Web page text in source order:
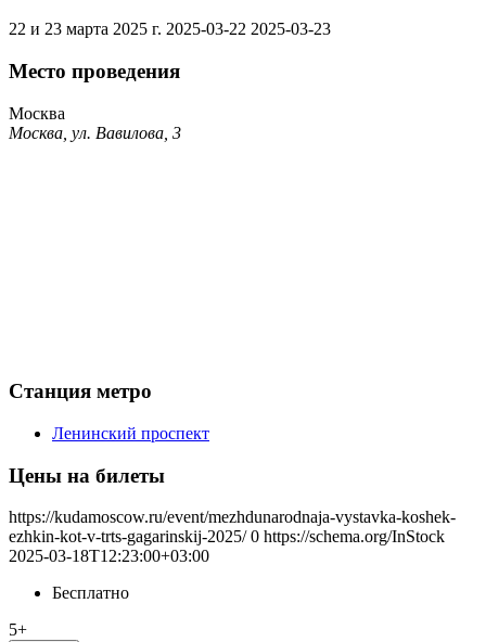
22 и 23 марта 2025 г. 2025-03-22 2025-03-23
Место проведения
Москва
Москва, ул. Вавилова, 3
Станция метро
Ленинский проспект
Цены на билеты
https://kudamoscow.ru/event/mezhdunarodnaja-vystavka-koshek-
ezhkin-kot-v-trts-gagarinskij-2025/ 0 https://schema.org/InStock
2025-03-18T12:23:00+03:00
Бесплатно
5+